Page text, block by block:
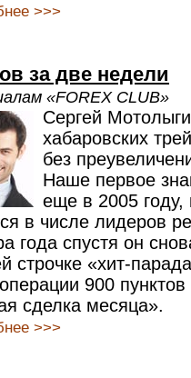
>>>
за две недели
«FOREX CLUB»
Сергей
хабаровских
без
Наше первое
еще в 2005 году,
в числе лидеров
года спустя он
строчке «хит-
900 пунктов
сделка месяца».
>>>